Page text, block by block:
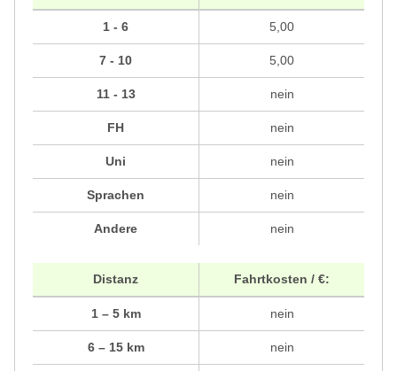
1 - 6
7 - 10
11 - 13
FH
Uni
Sprachen
Andere
5,00
5,00
nein
nein
nein
nein
nein
Distanz
1 – 5 km
6 – 15 km
Fahrtkosten / €:
nein
nein